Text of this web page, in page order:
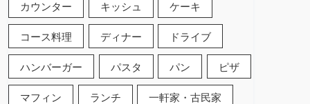
カウンター キッシュ ケーキ
コース料理 ディナー ドライブ
ハンバーガー パスタ パン ピザ
マフィン ランチ 一軒家・古民家